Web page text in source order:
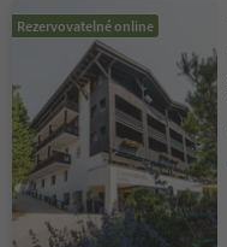
Rezervovatelné online